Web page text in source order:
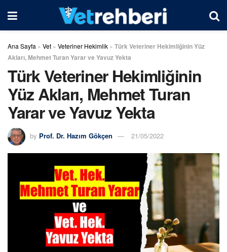
Ana Sayfa » Vet » Veteriner Hekimlik » Türk Veteriner Hekimliğinin Yüz
Akları, Mehmet Turan Yarar ve Yavuz Yekta
Türk Veteriner Hekimliğinin
Yüz Akları, Mehmet Turan
Yarar ve Yavuz Yekta
by Prof. Dr. Hazım Gökçen 21/05/2022